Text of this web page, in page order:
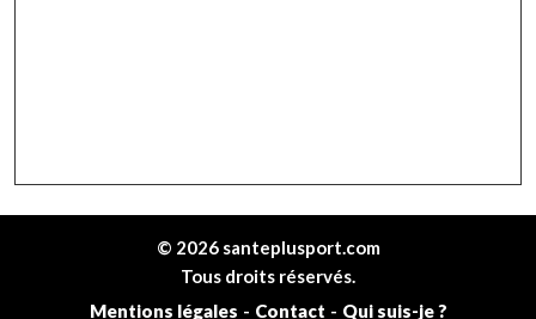
© 2026 santeplusport.com
Tous droits réservés.
Mentions légales - Contact - Qui suis-je ?